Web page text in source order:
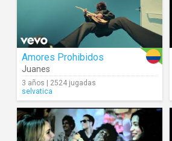
Amores Prohibidos
Juanes
3 años | 2524 jugadas
selvatica